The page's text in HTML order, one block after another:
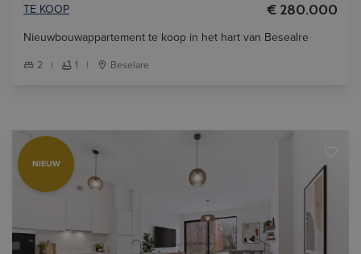
TE KOOP € 280.000
Nieuwbouwappartement te koop in het hart van Besealre
2 | 1 | Beselare
NIEUW